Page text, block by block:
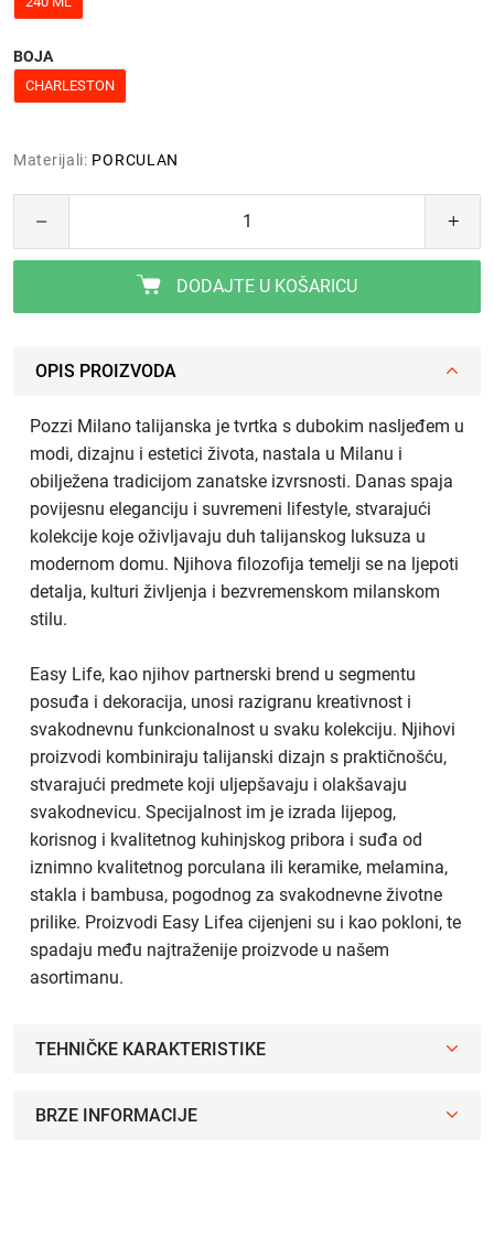
BOJA
CHARLESTON
Materijali: PORCULAN
DODAJTE U KOŠARICU
OPIS PROIZVODA
Pozzi Milano talijanska je tvrtka s dubokim nasljeđem u
modi, dizajnu i estetici života, nastala u Milanu i
obilježena tradicijom zanatske izvrsnosti. Danas spaja
povijesnu eleganciju i suvremeni lifestyle, stvarajući
kolekcije koje oživljavaju duh talijanskog luksuza u
modernom domu. Njihova filozofija temelji se na ljepoti
detalja, kulturi življenja i bezvremenskom milanskom
stilu.
Easy Life, kao njihov partnerski brend u segmentu
posuđa i dekoracija, unosi razigranu kreativnost i
svakodnevnu funkcionalnost u svaku kolekciju. Njihovi
proizvodi kombiniraju talijanski dizajn s praktičnošću,
stvarajući predmete koji uljepšavaju i olakšavaju
svakodnevicu. Specijalnost im je izrada lijepog,
korisnog i kvalitetnog kuhinjskog pribora i suđa od
iznimno kvalitetnog porculana ili keramike, melamina,
stakla i bambusa, pogodnog za svakodnevne životne
prilike. Proizvodi Easy Lifea cijenjeni su i kao pokloni, te
spadaju među najtraženije proizvode u našem
asortimanu.
TEHNIČKE KARAKTERISTIKE
BRZE INFORMACIJE